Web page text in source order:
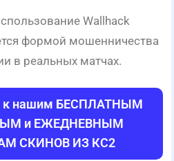
Wallhack
формой мошенничества
в реальных матчах.
к нашим БЕСПЛАТНЫМ
и ЕЖЕДНЕВНЫМ
СКИНОВ ИЗ КС2